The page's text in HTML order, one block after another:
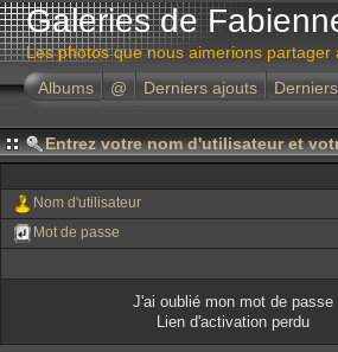
Galeries de
Les photos que nous aimerions partager
Albums
@ Derniers ajouts
Entrez votre nom d'utilisateur et
Nom d'utilisateur
Mot de passe
J'ai oublié mon mot de passe
Lien d'activation perdu